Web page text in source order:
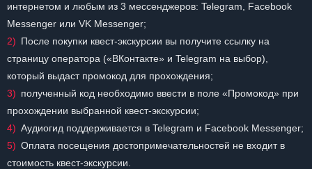
интернетом и любым из 3 мессенджеров: Telegram, Facebook
Messenger или VK Messenger;
После покупки квест-экскурсии вы получите ссылку на
страницу оператора («ВКонтакте» и Telegram на выбор),
который выдаст промокод для прохождения;
полученный код необходимо ввести в поле «Промокод» при
прохождении выбранной квест-экскурсии;
Аудиогид поддерживается в Telegram и Facebook Messenger;
Оплата посещения достопримечательностей не входит в
стоимость квест-экскурсии.